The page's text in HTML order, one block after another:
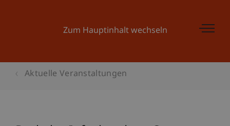
Zum Hauptinhalt wechseln
Aktuelle Veranstaltungen